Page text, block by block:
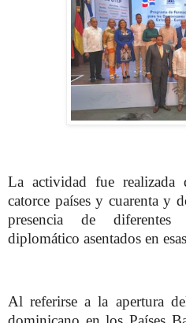
La actividad fue realizada
catorce países y cuarenta y
presencia de
diplomático asentados en
Al referirse a la apertura